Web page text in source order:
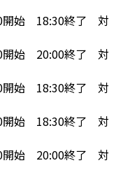
始 18:30終了 対
始 20:00終了 対
始 18:30終了 対
始 18:30終了 対
始 20:00終了 対